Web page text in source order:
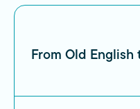
From Old English